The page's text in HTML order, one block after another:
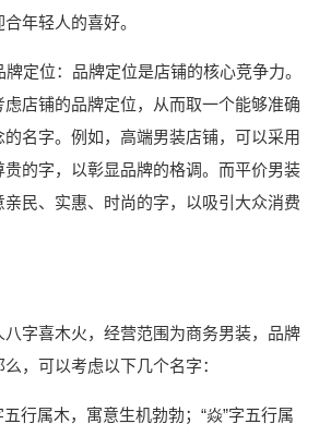
年轻人的喜好。
定位：品牌定位是店铺的核心竞争力。
店铺的品牌定位，从而取一个能够准确
名字。例如，高端男装店铺，可以采用
的字，以彰显品牌的格调。而平价男装
民、实惠、时尚的字，以吸引大众消费
字喜木火，经营范围为商务男装，品牌
，可以考虑以下几个名字：
五行属木，寓意生机勃勃；“焱”字五行属